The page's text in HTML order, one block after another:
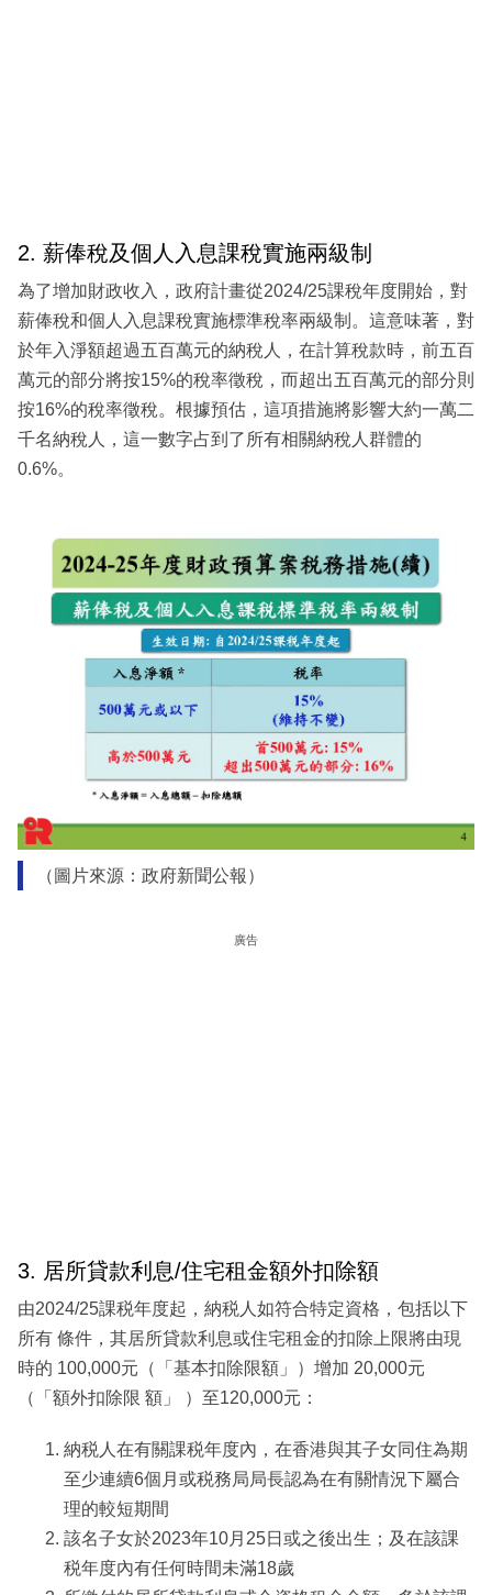
2. 薪俸稅及個人入息課稅實施兩級制
為了增加財政收入，政府計畫從2024/25課稅年度開始，對
薪俸稅和個人入息課稅實施標準稅率兩級制。這意味著，對
於年入淨額超過五百萬元的納稅人，在計算稅款時，前五百
萬元的部分將按15%的稅率徵稅，而超出五百萬元的部分則
按16%的稅率徵稅。根據預估，這項措施將影響大約一萬二
千名納稅人，這一數字占到了所有相關納稅人群體的
0.6%。
（圖片來源：政府新聞公報）
廣告
3. 居所貸款利息/住宅租金額外扣除額
由2024/25課税年度起，納税人如符合特定資格，包括以下
所有 條件，其居所貸款利息或住宅租金的扣除上限將由現
時的 100,000元（「基本扣除限額」）增加 20,000元
（「額外扣除限 額」 ）至120,000元：
納税人在有關課税年度內，在香港與其子女同住為期
至少連續6個月或税務局局長認為在有關情況下屬合
理的較短期間
該名子女於2023年10月25日或之後出生；及在該課
税年度內有任何時間未滿18歲